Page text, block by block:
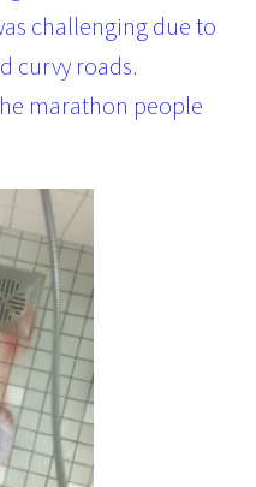
challenging due to
curvy roads.
marathon people